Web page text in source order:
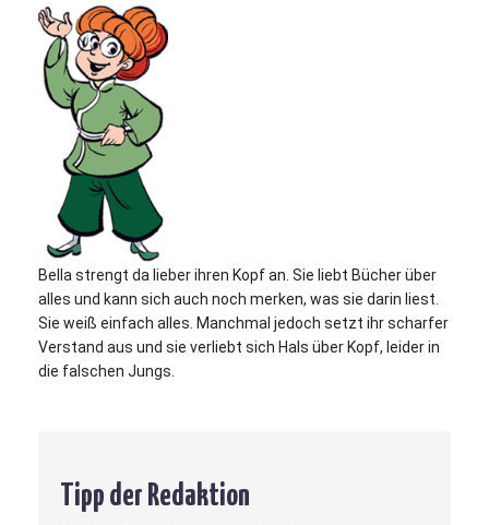
Bella strengt da lieber ihren Kopf an. Sie liebt Bücher über
alles und kann sich auch noch merken, was sie darin liest.
Sie weiß einfach alles. Manchmal jedoch setzt ihr scharfer
Verstand aus und sie verliebt sich Hals über Kopf, leider in
die falschen Jungs.
Tipp der Redaktion